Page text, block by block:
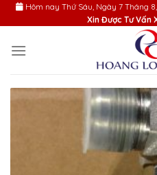
Skip
to
Hôm nay Thứ Sáu, Ngày 7 Tháng
Xin Được Tư Vấn